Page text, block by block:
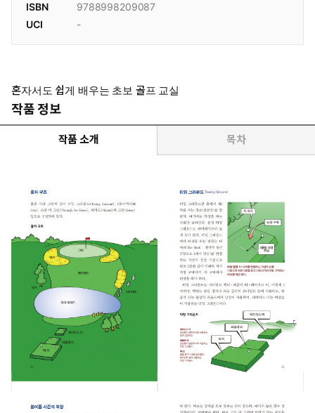
ISBN
9788998209087
UCI
-
혼자서도 쉽게 배우는 초보 골프 교실
작품 정보
작품 소개 목차